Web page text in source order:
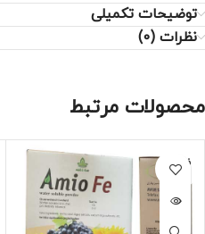
توضیحات تکمیلی
نظرات (0)
محصولات مرتبط
فروخته
شده